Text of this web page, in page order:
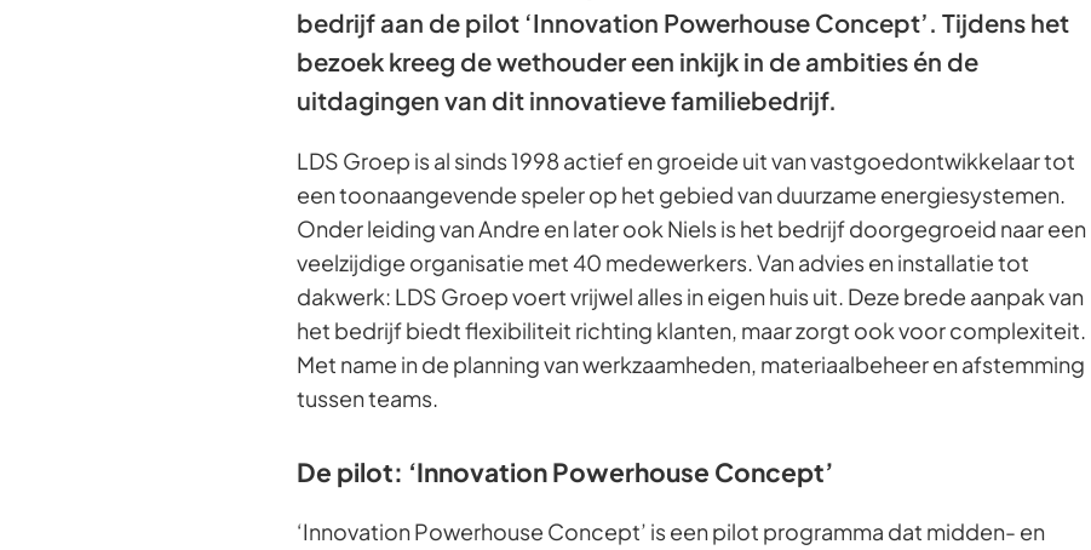
bedrijf aan de pilot ‘Innovation Powerhouse Concept’. Tijdens het
bezoek kreeg de wethouder een inkijk in de ambities én de
uitdagingen van dit innovatieve familiebedrijf.
LDS Groep is al sinds 1998 actief en groeide uit van vastgoedontwikkelaar tot
een toonaangevende speler op het gebied van duurzame energiesystemen.
Onder leiding van Andre en later ook Niels is het bedrijf doorgegroeid naar een
veelzijdige organisatie met 40 medewerkers. Van advies en installatie tot
dakwerk: LDS Groep voert vrijwel alles in eigen huis uit. Deze brede aanpak van
het bedrijf biedt flexibiliteit richting klanten, maar zorgt ook voor complexiteit.
Met name in de planning van werkzaamheden, materiaalbeheer en afstemming
tussen teams.
De pilot: ‘Innovation Powerhouse Concept’
‘Innovation Powerhouse Concept’ is een pilot programma dat midden- en